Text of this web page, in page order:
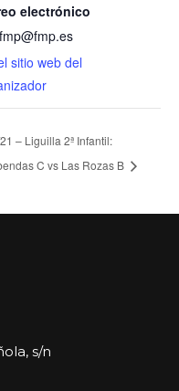
electrónico
sitio web del
– Liguilla 2ª Infantil:
C vs Las Rozas B
s/n